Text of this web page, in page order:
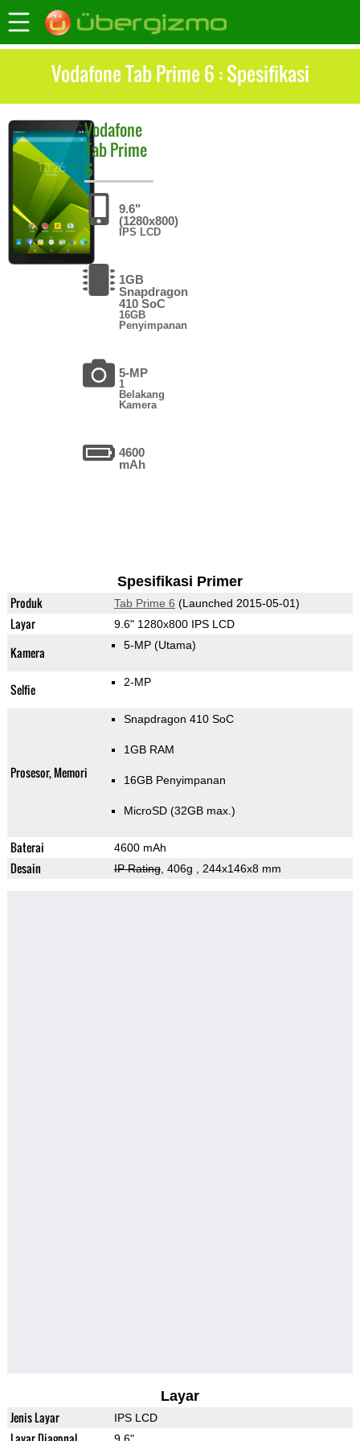
Vodafone Tab Prime 6 : Spesifikasi
Vodafone
Tab Prime
6
9.6"
(1280x800)
IPS LCD
1GB
Snapdragon
410 SoC
16GB
Penyimpanan
5-MP
1
Belakang
Kamera
4600
mAh
Spesifikasi Primer
Produk Tab Prime 6 (Launched 2015-05-01)
Layar 9.6" 1280x800 IPS LCD
Kamera 5-MP (Utama)
Selfie 2-MP
Prosesor, Memori
Snapdragon 410 SoC
1GB RAM
16GB Penyimpanan
MicroSD (32GB max.)
Baterai 4600 mAh
Desain IP Rating, 406g , 244x146x8 mm
Layar
Jenis Layar IPS LCD